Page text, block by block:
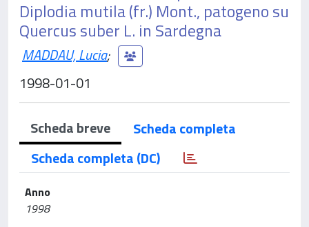
Diplodia mutila (fr.) Mont., patogeno su
Quercus suber L. in Sardegna
MADDAU, Lucia;
1998-01-01
Scheda breve
Scheda completa
Scheda completa (DC)
Anno
1998